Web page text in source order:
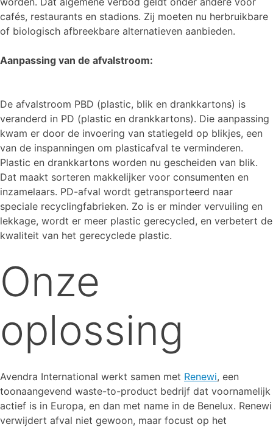
cafés, restaurants en stadions. Zij moeten nu herbruikbare
of biologisch afbreekbare alternatieven aanbieden.
Aanpassing van de afvalstroom:
De afvalstroom PBD (plastic, blik en drankkartons) is
veranderd in PD (plastic en drankkartons). Die aanpassing
kwam er door de invoering van statiegeld op blikjes, een
van de inspanningen om plasticafval te verminderen.
Plastic en drankkartons worden nu gescheiden van blik.
Dat maakt sorteren makkelijker voor consumenten en
inzamelaars. PD-afval wordt getransporteerd naar
speciale recyclingfabrieken. Zo is er minder vervuiling en
lekkage, wordt er meer plastic gerecycled, en verbetert de
kwaliteit van het gerecyclede plastic.
Onze
oplossing
Avendra International werkt samen met Renewi, een
toonaangevend waste-to-product bedrijf dat voornamelijk
actief is in Europa, en dan met name in de Benelux. Renewi
verwijdert afval niet gewoon, maar focust op het